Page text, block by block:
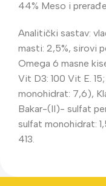
44% Meso i
Analitički sastav:
masti: 2,5%, sirovi
Omega 6 masne
Vit D3: 100 Vit E.
monohidrat: 7,6),
Bakar-(II)- sulfat
sulfat monohidrat:
413.